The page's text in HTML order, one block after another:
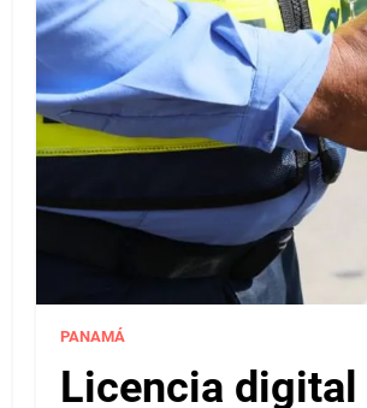
PANAMÁ
Licencia